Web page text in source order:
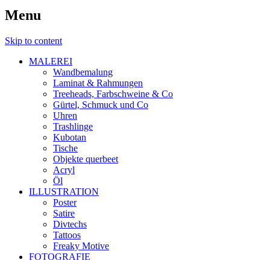
Menu
Skip to content
MALEREI
Wandbemalung
Laminat & Rahmungen
Treeheads, Farbschweine & Co
Gürtel, Schmuck und Co
Uhren
Trashlinge
Kubotan
Tische
Objekte querbeet
Acryl
Öl
ILLUSTRATION
Poster
Satire
Divtechs
Tattoos
Freaky Motive
FOTOGRAFIE